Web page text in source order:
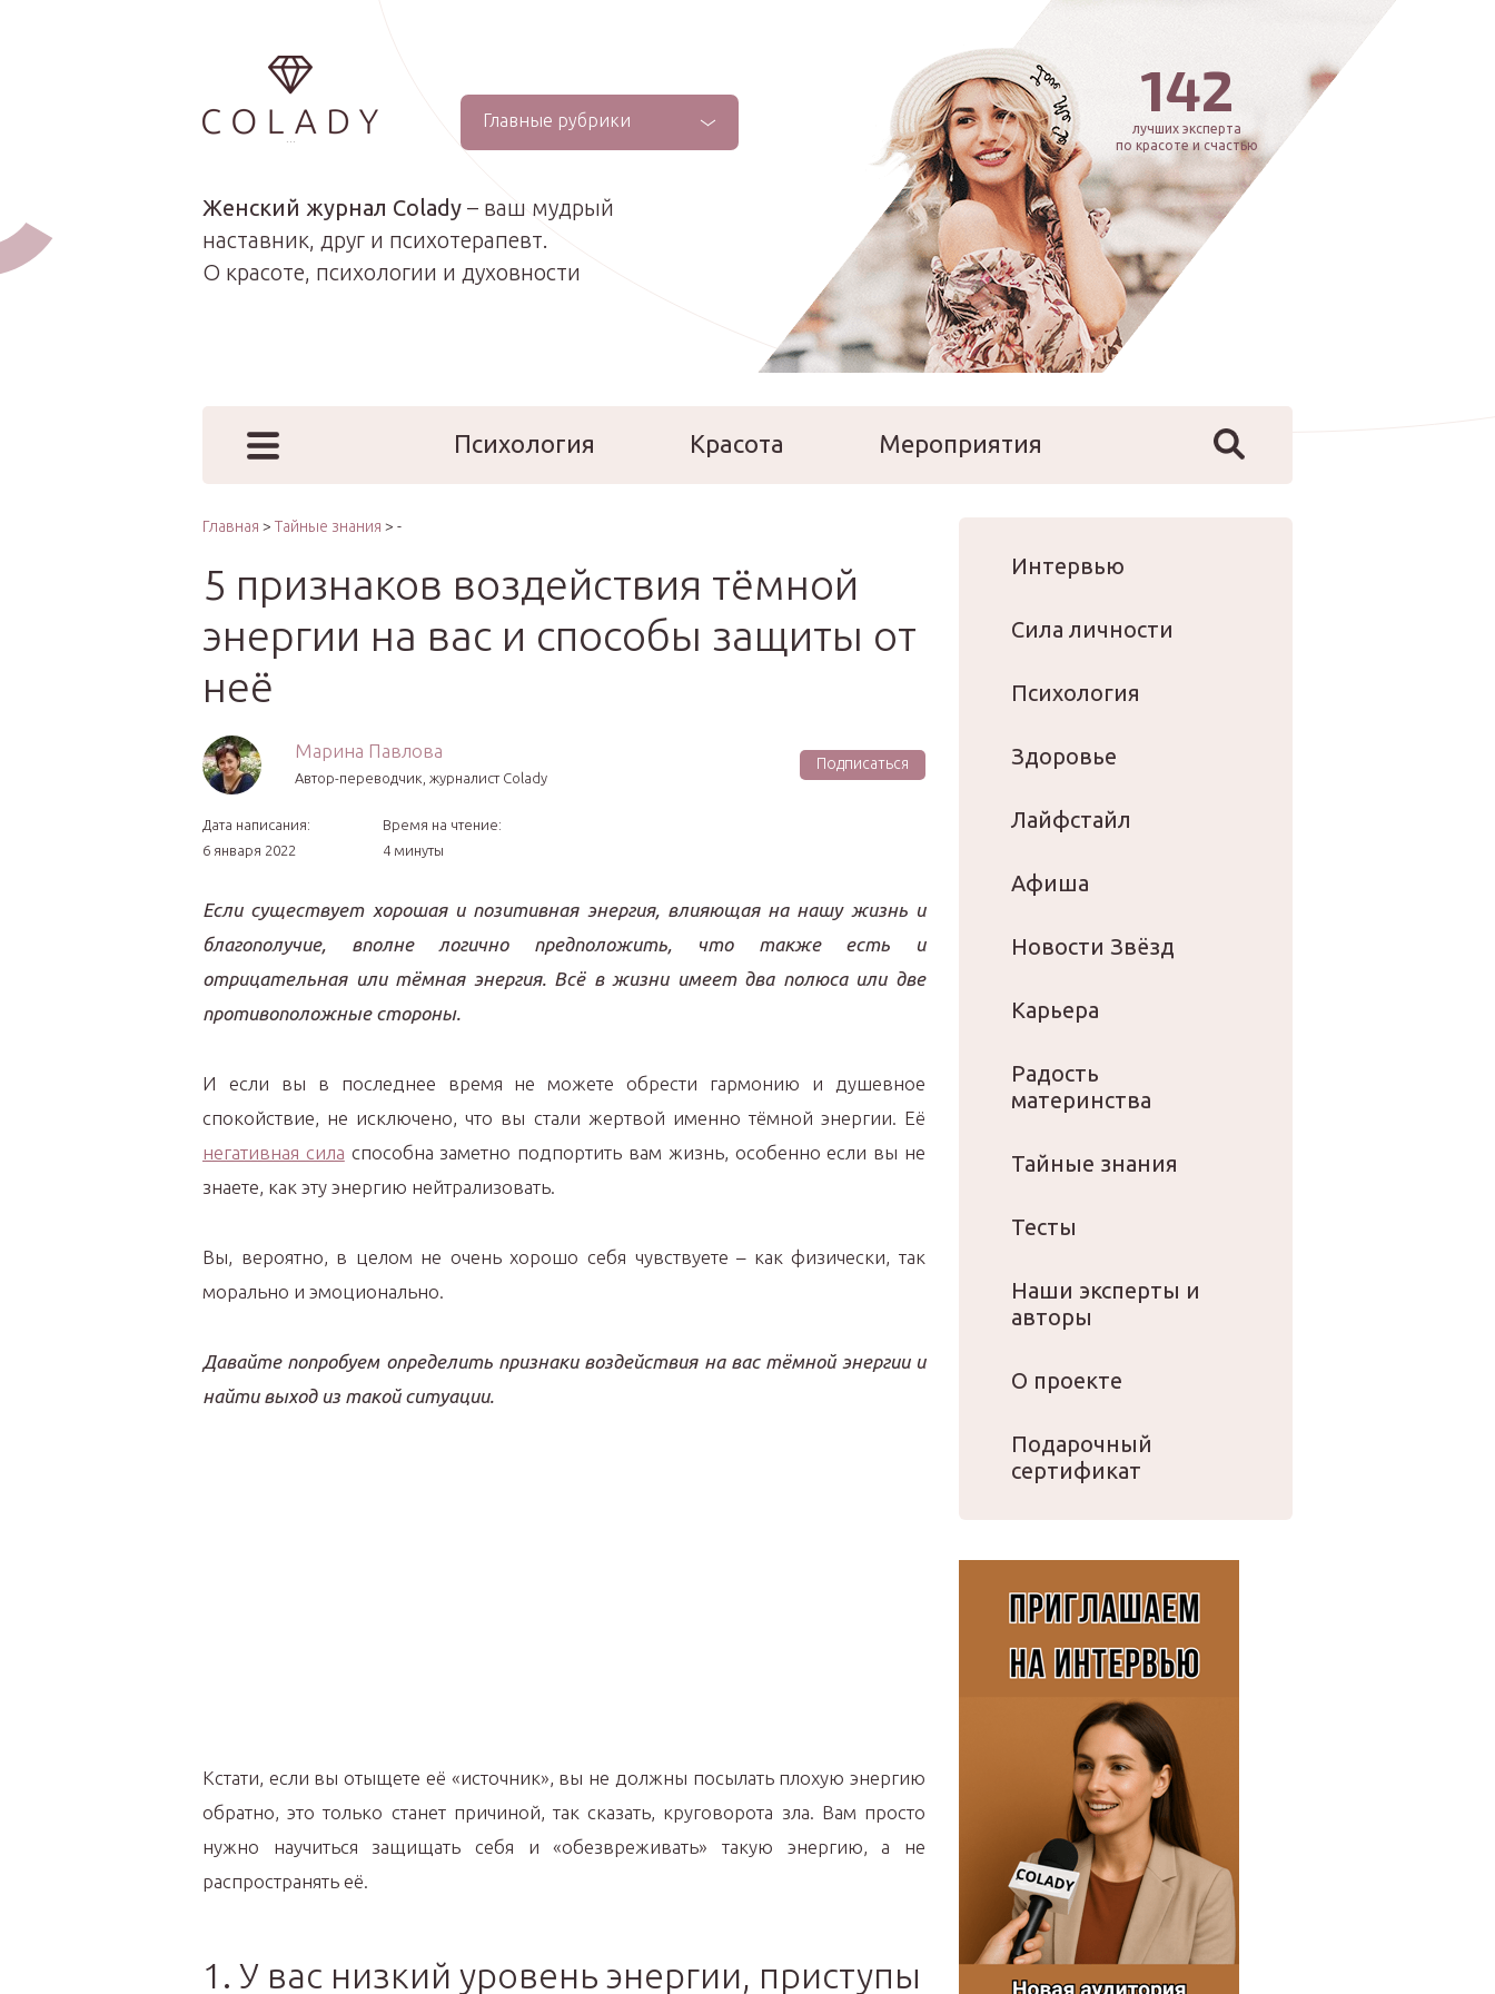
...
Главные рубрики
Женский журнал Colady – ваш мудрый
наставник, друг и психотерапевт.
О красоте, психологии и духовности
142
лучших эксперта
по красоте и счастью
Психология Красота
Мероприятия
Главная > Тайные знания > -
5 признаков воздействия тёмной
энергии на вас и способы защиты от
неё
Марина Павлова
Автор-переводчик, журналист Colady
Подписаться
Дата написания:
6 января 2022
Время на чтение:
4 минуты
Если существует хорошая и позитивная энергия, влияющая на нашу жизнь и
благополучие, вполне логично предположить, что также есть и
отрицательная или тёмная энергия. Всё в жизни имеет два полюса или две
противоположные стороны.
И если вы в последнее время не можете обрести гармонию и душевное
спокойствие, не исключено, что вы стали жертвой именно тёмной энергии. Её
негативная сила способна заметно подпортить вам жизнь, особенно если вы не
знаете, как эту энергию нейтрализовать.
Вы, вероятно, в целом не очень хорошо себя чувствуете – как физически, так
морально и эмоционально.
Давайте попробуем определить признаки воздействия на вас тёмной энергии и
найти выход из такой ситуации.
Кстати, если вы отыщете её «источник», вы не должны посылать плохую энергию
обратно, это только станет причиной, так сказать, круговорота зла. Вам просто
нужно научиться защищать себя и «обезвреживать» такую энергию, а не
распространять её.
1. У вас низкий уровень энергии, приступы
Интервью
Сила личности
Психология
Здоровье
Лайфстайл
Афиша
Новости Звёзд
Карьера
Радость
материнства
Тайные знания
Тесты
Наши эксперты и
авторы
О проекте
Подарочный
сертификат